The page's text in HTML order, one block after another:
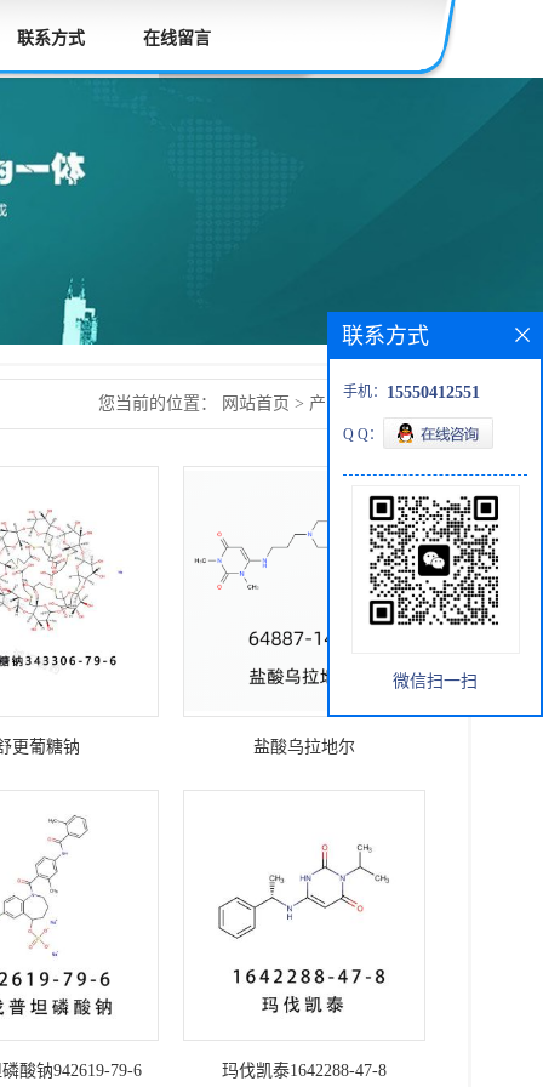
联系方式 在线留言
您当前的位置： 网站首页 > 产品展厅 >原料药
更葡糖钠 盐酸乌拉地尔
酸钠942619-79-6
玛伐凯泰1642288-47-8
联系方式
手机： 15550412551
Q Q：
微信扫一扫